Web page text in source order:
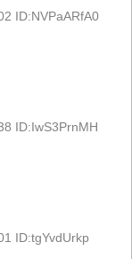
ID:NVPaARfA0
ID:IwS3PrnMH
ID:tgYvdUrkp